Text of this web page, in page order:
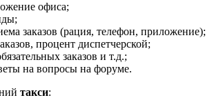
офиса;
заказов (рация, телефон, приложение);
процент диспетчерской;
заказов и т.д.;
на вопросы на форуме.
такси: